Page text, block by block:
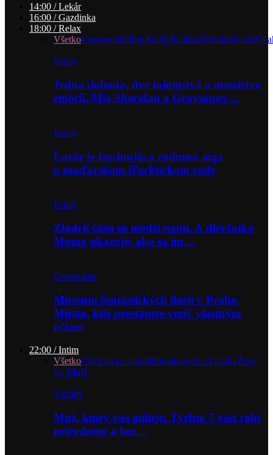
14:00 / Lekár
16:00 / Gazdinka
18:00 / Relax
VšetkoCestovanieFilmyKnihyKultúraPrírodaSúťaže
Knihy
Jedna dohoda, dve tajomstvá a množstvo
emócií. Mia Sheridan a Graysonov…
Knihy
Lazár je fascinujúca rodinná sága
o maďarskom šľachtickom rode
Knihy
Zlodeji času sú medzi nami. A dievčatko
Momo ukazuje, ako sa im…
Cestovanie
Múzeum fantastických ilúzií v Prahe:
Miesto, kde prestanete veriť vlastným
očiam
22:00 / Intim
VšetkoChvíľka so sebouHoroskopySexVzťahyŽeny
vs. Muži
Vzťahy
Muž, ktorý vás miluje: Týchto 7 vecí robí
prirodzene a bez…